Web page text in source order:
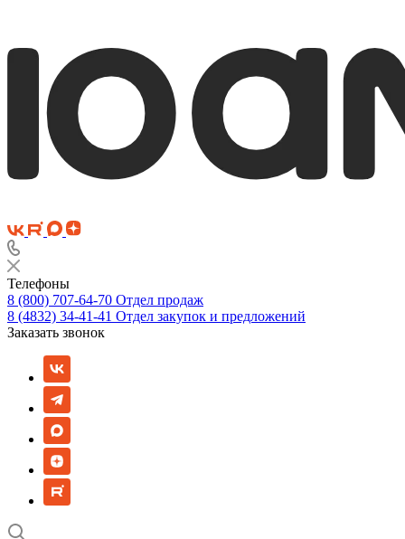
Телефоны
8 (800) 707-64-70 Отдел продаж
8 (4832) 34-41-41 Отдел закупок и предложений
Заказать звонок